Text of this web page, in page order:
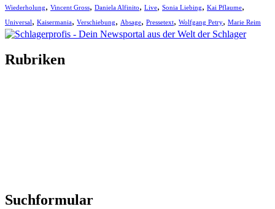
Wiederholung, Vincent Gross, Daniela Alfinito, Live, Sonia Liebing, Kai Pflaume,
Universal, Kaisermania, Verschiebung, Absage, Pressetext, Wolfgang Petry, Marie Reim
Rubriken
Suchformular